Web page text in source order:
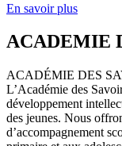
En savoir plus
ACADEMIE
ACADÉMIE DES
L’Académie des
développement
des jeunes. Nous
d’accompagnement